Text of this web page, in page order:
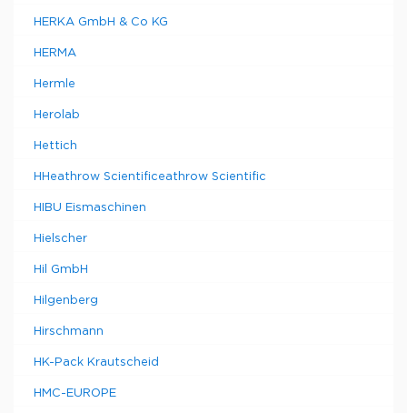
HERKA GmbH & Co KG
HERMA
Hermle
Herolab
Hettich
HHeathrow Scientificeathrow Scientific
HIBU Eismaschinen
Hielscher
Hil GmbH
Hilgenberg
Hirschmann
HK-Pack Krautscheid
HMC-EUROPE